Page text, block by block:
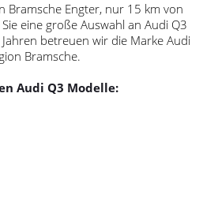
Bramsche Engter, nur 15 km von
eine große Auswahl an Audi Q3
betreuen wir die Marke Audi
Bramsche.
Audi Q3 Modelle: